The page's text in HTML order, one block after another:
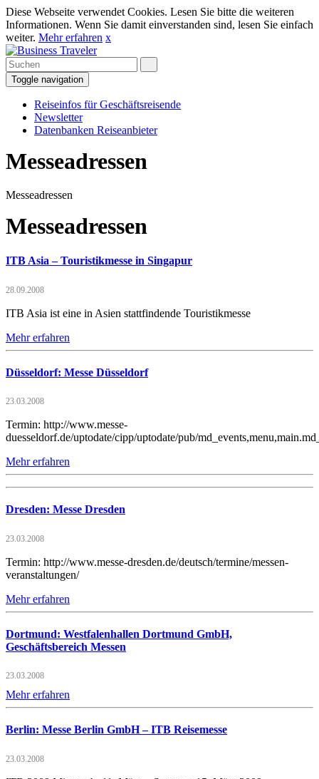
Diese Webseite verwendet Cookies. Lesen Sie bitte die weiteren
Informationen. Wenn Sie damit einverstanden sind, lesen Sie einfach
weiter. Mehr erfahren x
Toggle navigation
Reiseinfos für Geschäftsreisende
Newsletter
Datenbanken Reiseanbieter
Messeadressen
Messeadressen
Messeadressen
ITB Asia – Touristikmesse in Singapur
28.09.2008
ITB Asia ist eine in Asien stattfindende Touristikmesse
Mehr erfahren
Düsseldorf: Messe Düsseldorf
23.03.2008
Termin: http://www.messe-
duesseldorf.de/uptodate/cipp/uptodate/pub/
Mehr erfahren
Dresden: Messe Dresden
23.03.2008
Termin: http://www.messe-dresden.de/deutsch/termine/messen-
veranstaltungen/
Mehr erfahren
Dortmund: Westfalenhallen Dortmund GmbH,
Geschäftsbereich Messen
23.03.2008
Mehr erfahren
Berlin: Messe Berlin GmbH – ITB Reisemesse
23.03.2008